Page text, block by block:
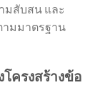
มสับสน และ
มมาตรฐาน
โครงสร้างข้อ